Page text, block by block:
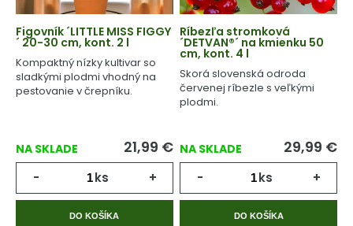
Figovník ´LITTLE MISS FIGGY
´ 20-30 cm, kont. 2 l
Kompaktný nízky kultivar so
sladkými plodmi vhodný na
pestovanie v črepníku.
NA SKLADE 21,99 €
- ks +
DO KOŠÍKA
Ríbezľa stromková
´DETVAN®´ na kmienku 50
cm, kont. 4 l
Skorá slovenská odroda
červenej ríbezle s veľkými
plodmi.
NA SKLADE 29,99 €
- ks +
DO KOŠÍKA